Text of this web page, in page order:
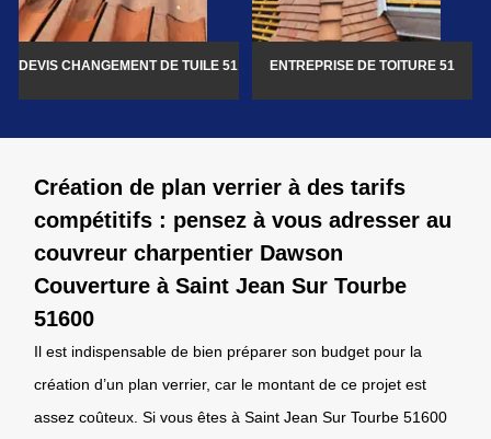
DEVIS CHANGEMENT DE TUILE 51 ENTREPRISE DE TOITURE 51
Création de plan verrier à des tarifs
compétitifs : pensez à vous adresser au
couvreur charpentier Dawson
Couverture à Saint Jean Sur Tourbe
51600
Il est indispensable de bien préparer son budget pour la
création d’un plan verrier, car le montant de ce projet est
assez coûteux. Si vous êtes à Saint Jean Sur Tourbe 51600